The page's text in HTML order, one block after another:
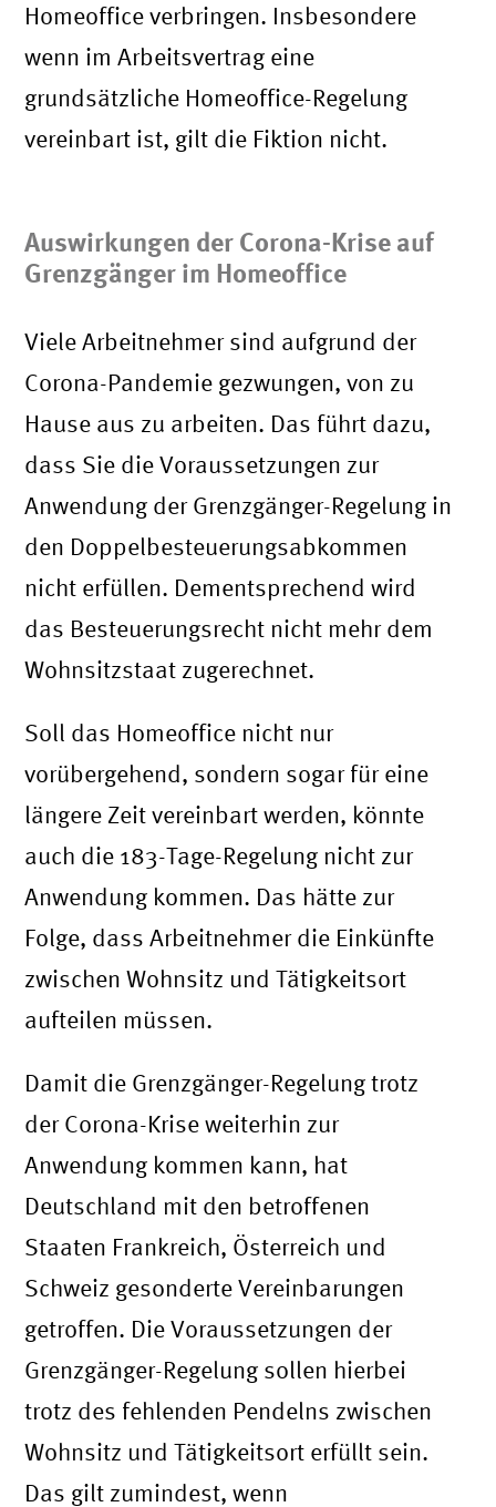
Homeoffice verbringen. Insbesondere
wenn im Arbeitsvertrag eine
grundsätzliche Homeoffice-Regelung
vereinbart ist, gilt die Fiktion nicht.
Auswirkungen der Corona-Krise auf
Grenzgänger im Homeoffice
Viele Arbeitnehmer sind aufgrund der
Corona-Pandemie gezwungen, von zu
Hause aus zu arbeiten. Das führt dazu,
dass Sie die Voraussetzungen zur
Anwendung der Grenzgänger-Regelung in
den Doppelbesteuerungsabkommen
nicht erfüllen. Dementsprechend wird
das Besteuerungsrecht nicht mehr dem
Wohnsitzstaat zugerechnet.
Soll das Homeoffice nicht nur
vorübergehend, sondern sogar für eine
längere Zeit vereinbart werden, könnte
auch die 183-Tage-Regelung nicht zur
Anwendung kommen. Das hätte zur
Folge, dass Arbeitnehmer die Einkünfte
zwischen Wohnsitz und Tätigkeitsort
aufteilen müssen.
Damit die Grenzgänger-Regelung trotz
der Corona-Krise weiterhin zur
Anwendung kommen kann, hat
Deutschland mit den betroffenen
Staaten Frankreich, Österreich und
Schweiz gesonderte Vereinbarungen
getroffen. Die Voraussetzungen der
Grenzgänger-Regelung sollen hierbei
trotz des fehlenden Pendelns zwischen
Wohnsitz und Tätigkeitsort erfüllt sein.
Das gilt zumindest, wenn